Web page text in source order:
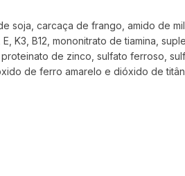
carcaça de frango, amido de
K3, B12, mononitrato de tiamina,
de zinco, sulfato ferroso,
de ferro amarelo e dióxido de